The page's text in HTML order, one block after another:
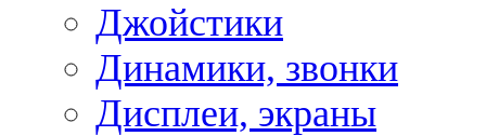
Джойстики
Динамики, звонки
Дисплеи, экраны